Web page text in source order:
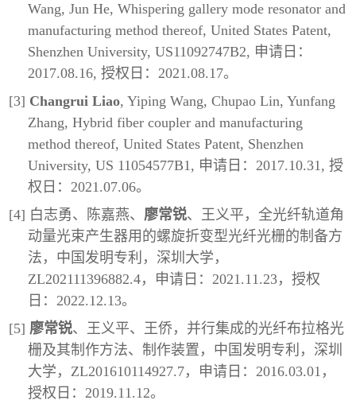
Wang, Jun He, Whispering gallery mode resonator and
manufacturing method thereof, United States Patent,
Shenzhen University, US11092747B2, 申请日：
2017.08.16, 授权日：2021.08.17。
[3] Changrui Liao, Yiping Wang, Chupao Lin, Yunfang
Zhang, Hybrid fiber coupler and manufacturing
method thereof, United States Patent, Shenzhen
University, US 11054577B1, 申请日：2017.10.31, 授
权日：2021.07.06。
[4] 白志勇、陈嘉燕、廖常锐、王义平，全光纤轨道角
动量光束产生器用的螺旋折变型光纤光栅的制备方
法，中国发明专利，深圳大学，
ZL202111396882.4，申请日：2021.11.23，授权
日：2022.12.13。
[5]廖常锐、王义平、王侨，并行集成的光纤布拉格光
栅及其制作方法、制作装置，中国发明专利，深圳
大学，ZL201610114927.7，申请日：2016.03.01，
授权日：2019.11.12。